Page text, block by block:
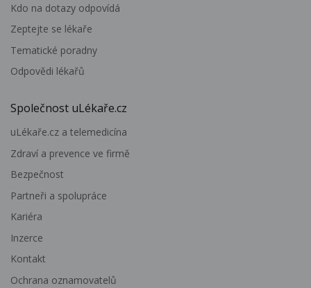
Kdo na dotazy odpovídá
Zeptejte se lékaře
Tematické poradny
Odpovědi lékařů
Společnost uLékaře.cz
uLékaře.cz a telemedicína
Zdraví a prevence ve firmě
Bezpečnost
Partneři a spolupráce
Kariéra
Inzerce
Kontakt
Ochrana oznamovatelů